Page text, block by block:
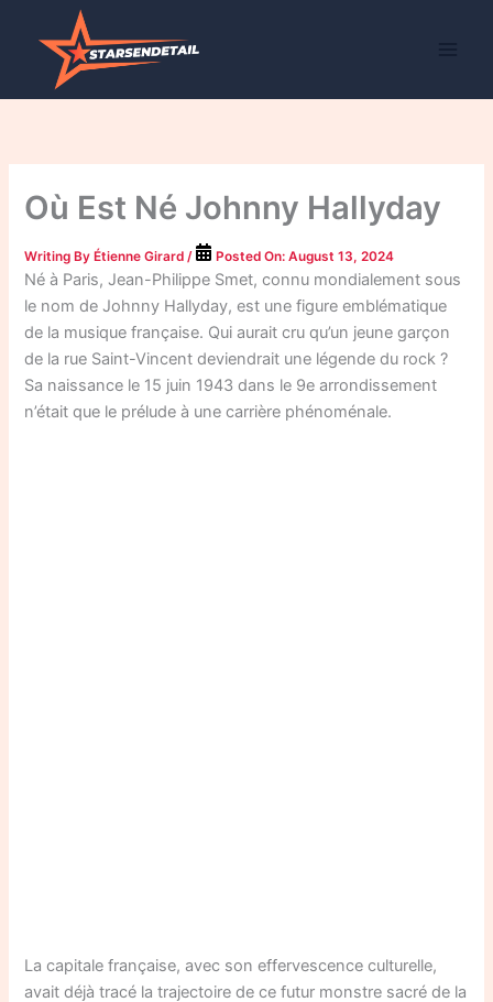
Où Est Né Johnny Hallyday
Writing ByÉtienne Girard / Posted On:August 13, 2024
Né à Paris, Jean-Philippe Smet, connu mondialement sous
le nom de Johnny Hallyday, est une figure emblématique
de la musique française. Qui aurait cru qu’un jeune garçon
de la rue Saint-Vincent deviendrait une légende du rock ?
Sa naissance le 15 juin 1943 dans le 9e arrondissement
n’était que le prélude à une carrière phénoménale.
La capitale française, avec son effervescence culturelle,
avait déjà tracé la trajectoire de ce futur monstre sacré de la